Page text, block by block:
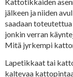
jälkeen ja niiden
saadaan
jonkin verran
Mitä jyrkempi
Lapetikkaat tai
kaltevaa